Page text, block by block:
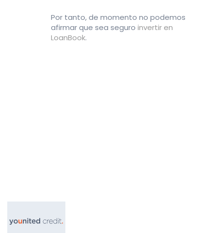
Por tanto, de momento no podemos
afirmar que sea seguro invertir en
LoanBook.